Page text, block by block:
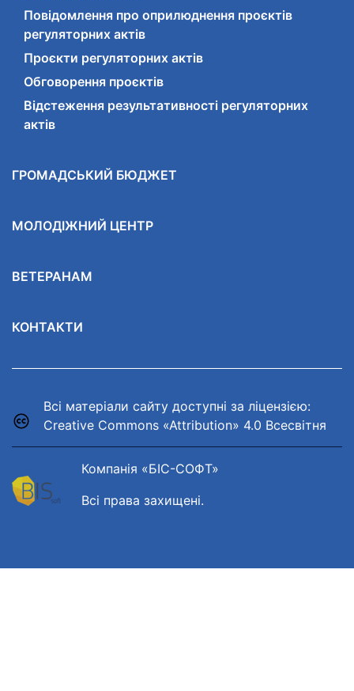
Повідомлення про оприлюднення проєктів
регуляторних актів
Проєкти регуляторних актів
Обговорення проєктів
Відстеження результативності регуляторних
актів
ГРОМАДСЬКИЙ БЮДЖЕТ
МОЛОДІЖНИЙ ЦЕНТР
ВЕТЕРАНАМ
КОНТАКТИ
Всі матеріали сайту доступні за ліцензією:
Creative Commons «Attribution» 4.0 Всесвітня
Компанія «БІС-СОФТ»
Всі права захищені.